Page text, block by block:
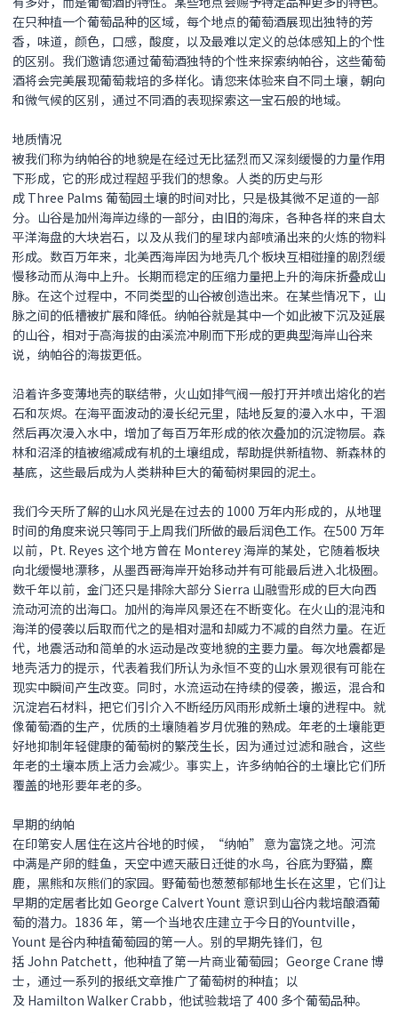
在只种植一个葡萄品种的区域，每个地点的葡萄酒展现出独特的芳
香，味道，颜色，口感，酸度，以及最难以定义的总体感知上的个性
的区别。我们邀请您通过葡萄酒独特的个性来探索纳帕谷，这些葡萄
酒将会完美展现葡萄栽培的多样化。请您来体验来自不同土壤，朝向
和微气候的区别，通过不同酒的表现探索这一宝石般的地域。
地质情况
被我们称为纳帕谷的地貌是在经过无比猛烈而又深刻缓慢的力量作用
下形成，它的形成过程超乎我们的想象。人类的历史与形
成 Three Palms 葡萄园土壤的时间对比，只是极其微不足道的一部
分。山谷是加州海岸边缘的一部分，由旧的海床，各种各样的来自太
平洋海盘的大块岩石，以及从我们的星球内部喷涌出来的火炼的物料
形成。数百万年来，北美西海岸因为地壳几个板块互相碰撞的剧烈缓
慢移动而从海中上升。长期而稳定的压缩力量把上升的海床折叠成山
脉。在这个过程中，不同类型的山谷被创造出来。在某些情况下，山
脉之间的低槽被扩展和降低。纳帕谷就是其中一个如此被下沉及延展
的山谷，相对于高海拔的由溪流冲刷而下形成的更典型海岸山谷来
说，纳帕谷的海拔更低。
沿着许多变薄地壳的联结带，火山如排气阀一般打开并喷出熔化的岩
石和灰烬。在海平面波动的漫长纪元里，陆地反复的漫入水中，干涸
然后再次漫入水中，增加了每百万年形成的依次叠加的沉淀物层。森
林和沼泽的植被缩减成有机的土壤组成，帮助提供新植物、新森林的
基底，这些最后成为人类耕种巨大的葡萄树果园的泥土。
我们今天所了解的山水风光是在过去的 1000 万年内形成的，从地理
时间的角度来说只等同于上周我们所做的最后润色工作。在500 万年
以前，Pt. Reyes 这个地方曾在 Monterey 海岸的某处，它随着板块
向北缓慢地漂移，从墨西哥海岸开始移动并有可能最后进入北极圈。
数千年以前，金门还只是排除大部分 Sierra 山融雪形成的巨大向西
流动河流的出海口。加州的海岸风景还在不断变化。在火山的混沌和
海洋的侵袭以后取而代之的是相对温和却威力不减的自然力量。在近
代，地震活动和简单的水运动是改变地貌的主要力量。每次地震都是
地壳活力的提示，代表着我们所认为永恒不变的山水景观很有可能在
现实中瞬间产生改变。同时，水流运动在持续的侵袭，搬运，混合和
沉淀岩石材料，把它们引介入不断经历风雨形成新土壤的进程中。就
像葡萄酒的生产，优质的土壤随着岁月优雅的熟成。年老的土壤能更
好地抑制年轻健康的葡萄树的繁茂生长，因为通过过滤和融合，这些
年老的土壤本质上活力会减少。事实上，许多纳帕谷的土壤比它们所
覆盖的地形要年老的多。
早期的纳帕
在印第安人居住在这片谷地的时候，“纳帕” 意为富饶之地。河流
中满是产卵的鲑鱼，天空中遮天蔽日迁徙的水鸟，谷底为野猫，麋
鹿，黑熊和灰熊们的家园。野葡萄也葱葱郁郁地生长在这里，它们让
早期的定居者比如 George Calvert Yount 意识到山谷内栽培酿酒葡
萄的潜力。1836 年，第一个当地农庄建立于今日的Yountville，
Yount 是谷内种植葡萄园的第一人。别的早期先锋们，包
括 John Patchett，他种植了第一片商业葡萄园；George Crane 博
士，通过一系列的报纸文章推广了葡萄树的种植；以
及 Hamilton Walker Crabb，他试验栽培了 400 多个葡萄品种。